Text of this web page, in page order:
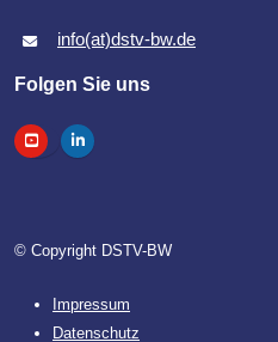
info(at)dstv-bw.de
Folgen Sie uns
© Copyright DSTV-BW
Impressum
Datenschutz